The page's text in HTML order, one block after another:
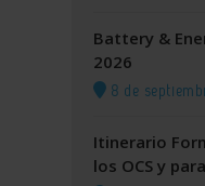
Battery &
2026
8 de
Itinerario
los OCS y